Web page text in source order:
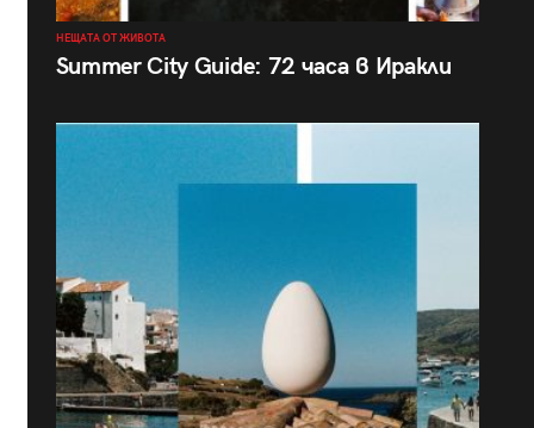
НЕЩАТА ОТ ЖИВОТА
Summer City Guide: 72 часа в Иракли